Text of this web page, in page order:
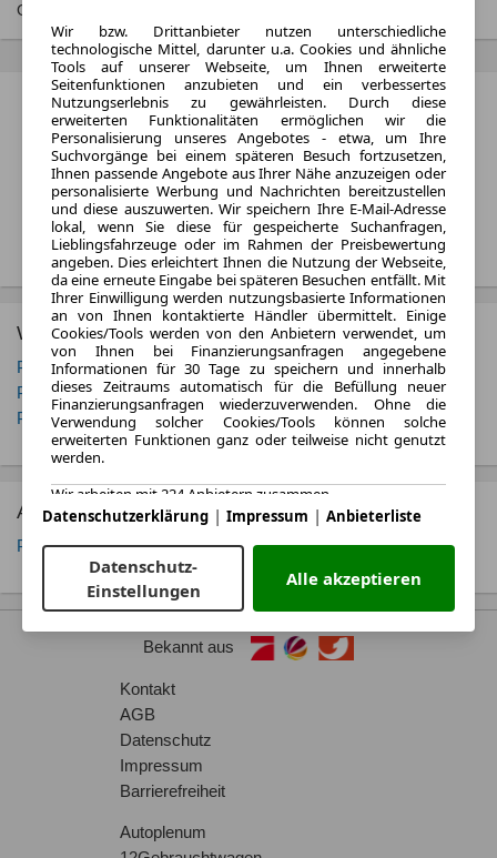
Porsche Boxster Bewertungen
50 Nutzer auf autoplenum.de
4.1/5
Alle Bewertungen ansehen
Weitere Porsche Modelle
Porsche 718 Cayman
Porsche 911
Porsche Cayenne
Porsche Macan
Porsche Panamera
Porsche Taycan
Alle Porsche Boxster Fahrzeugtyp Angebote
Porsche Boxster Cabrio
GmbH‘ unentgeltlich erhältlich ist unter
Bekannt aus
Kontakt
AGB
Datenschutz
Impressum
Barrierefreiheit
Autoplenum
Wir bzw. Drittanbieter nutzen unterschiedliche
technologische Mittel, darunter u.a. Cookies und ähnliche
Tools auf unserer Webseite, um Ihnen erweiterte
Seitenfunktionen anzubieten und ein verbessertes
Nutzungserlebnis zu gewährleisten. Durch diese
erweiterten Funktionalitäten ermöglichen wir die
Personalisierung unseres Angebotes - etwa, um Ihre
Suchvorgänge bei einem späteren Besuch fortzusetzen,
Ihnen passende Angebote aus Ihrer Nähe anzuzeigen oder
personalisierte Werbung und Nachrichten bereitzustellen
und diese auszuwerten. Wir speichern Ihre E-Mail-Adresse
lokal, wenn Sie diese für gespeicherte Suchanfragen,
Lieblingsfahrzeuge oder im Rahmen der Preisbewertung
angeben. Dies erleichtert Ihnen die Nutzung der Webseite,
da eine erneute Eingabe bei späteren Besuchen entfällt. Mit
Ihrer Einwilligung werden nutzungsbasierte Informationen
an von Ihnen kontaktierte Händler übermittelt. Einige
Cookies/Tools werden von den Anbietern verwendet, um
von Ihnen bei Finanzierungsanfragen angegebene
Informationen für 30 Tage zu speichern und innerhalb
dieses Zeitraums automatisch für die Befüllung neuer
Finanzierungsanfragen wiederzuverwenden. Ohne die
Verwendung solcher Cookies/Tools können solche
erweiterten Funktionen ganz oder teilweise nicht genutzt
werden.
Wir arbeiten mit 224 Anbietern zusammen.
Datenschutzerklärung | Impressum | Anbieterliste
Datenschutz-
Einstellungen
Alle akzeptieren